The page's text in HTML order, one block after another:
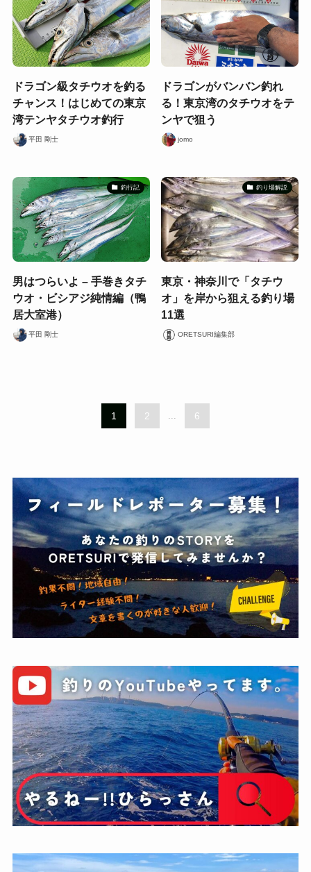
ドラゴン級タチウオを釣る
チャンス！はじめての東京
湾テンヤタチウオ釣行
平田 剛士
ドラゴンがバンバン釣れ
る！東京湾のタチウオをテ
ンヤで狙う
jomo
釣行記
男はつらいよ – 手巻きタチ
ウオ・ビシアジ純情編（鴨
居大室港）
平田 剛士
釣り場解説
東京・神奈川で「タチウ
オ」を岸から狙える釣り場
11選
ORETSURI編集部
1 2 ... 6